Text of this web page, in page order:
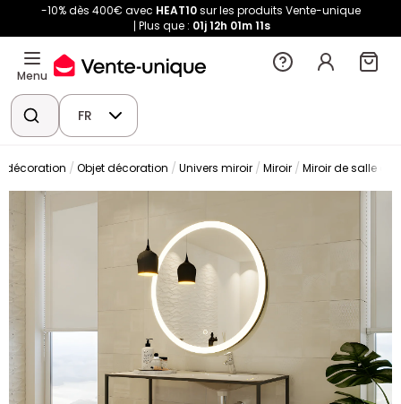
-10% dès 400€ avec HEAT10sur les produits Vente-unique
Plus que : 01j12h 01m11s
Menu
FR
décoration Objet décoration Univers miroir Miroir Miroir de salle de